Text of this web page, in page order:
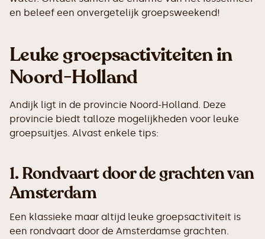
en beleef een onvergetelijk groepsweekend!
Leuke groepsactiviteiten in
Noord-Holland
Andijk ligt in de provincie Noord-Holland. Deze
provincie biedt talloze mogelijkheden voor leuke
groepsuitjes. Alvast enkele tips:
1.Rondvaart door de grachten van
Amsterdam
Een klassieke maar altijd leuke groepsactiviteit is
een rondvaart door de Amsterdamse grachten.